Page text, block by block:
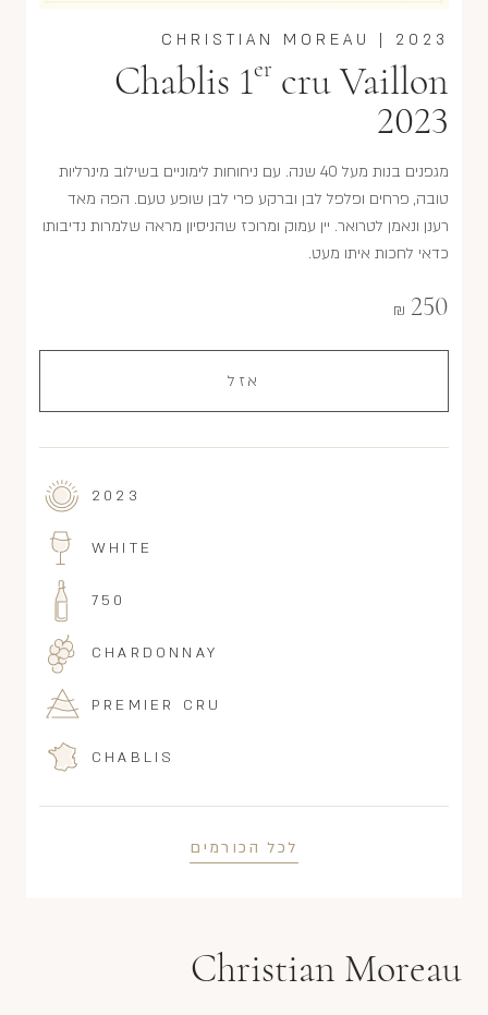
2023
|
CHRISTIAN MOREAU
Chablis 1er cru Vaillon
2023
מגפנים בנות מעל 40 שנה. עם ניחוחות לימוניים בשילוב מינרליות
טובה, פרחים ופלפל לבן וברקע פרי לבן שופע טעם. הפה מאד
רענן ונאמן לטרואר. יין עמוק ומרוכז שהניסיון מראה שלמרות נדיבותו
כדאי לחכות איתו מעט.
250
₪
אזל
2023
WHITE
750
CHARDONNAY
PREMIER CRU
CHABLIS
לכל הכורמים
Christian Moreau